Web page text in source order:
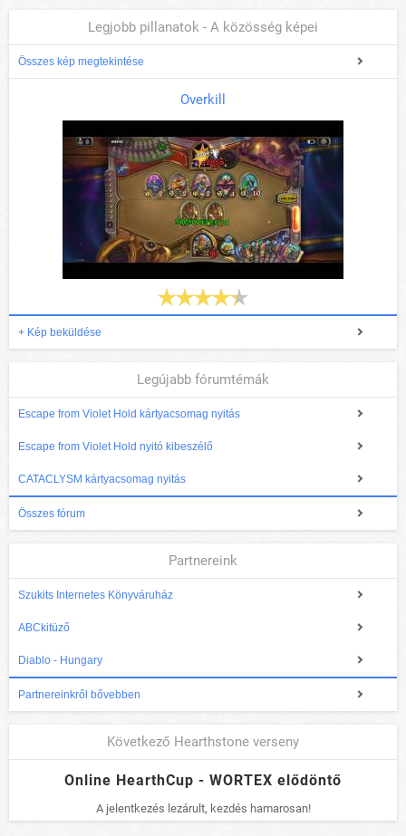
Legjobb pillanatok - A közösség képei
Összes kép megtekintése
Overkill
+ Kép beküldése
Legújabb fórumtémák
Escape from Violet Hold kártyacsomag nyitás
Escape from Violet Hold nyitó kibeszélő
CATACLYSM kártyacsomag nyitás
Összes fórum
Partnereink
Szukits Internetes Könyváruház
ABCkitüző
Diablo - Hungary
Partnereinkről bővebben
Következő Hearthstone verseny
Online HearthCup - WORTEX elődöntő
A jelentkezés lezárult, kezdés hamarosan!